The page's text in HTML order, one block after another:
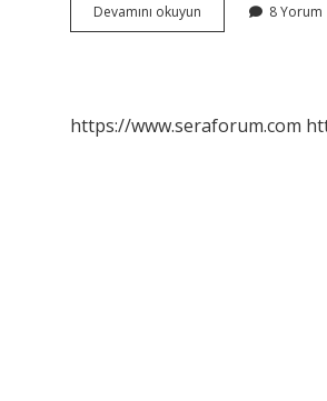
Devamını okuyun Psikolojik
Olarak
8 Yorum
https://www.seraforum.com